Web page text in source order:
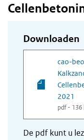
Downloaden
cao-
2021
pdf - 136
De pdf kunt u